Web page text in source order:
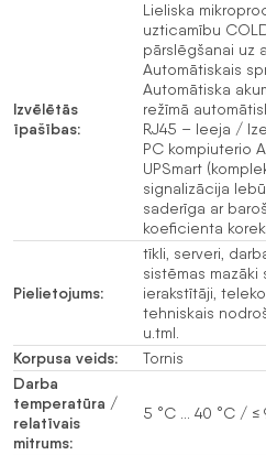
Izvēlētās
īpašības:
Lieliska
uzticamību
pārslēgšanai uz
Automātiskais
Automātiska
režīmā
RJ45 – Ieeja /
PC kompiuterio
UPSmart
signalizācija
saderīga ar
koeficienta
Pielietojums:
tīkli, serveri,
sistēmas
ierakstītāji,
tehniskais
u.tml.
Korpusa veids: Tornis
Darba
temperatūra /
relatīvais
mitrums:
5 °C … 40 °C / ≤